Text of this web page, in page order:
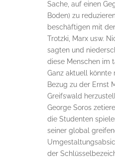
Sache, auf einen
Boden) zu
beschäftigen mit
Trotzki, Marx usw.
sagten und
diese Menschen im
Ganz aktuell könnte
Bezug zu der Ernst
Greifswald
George Soros
die Studenten
seiner global
der